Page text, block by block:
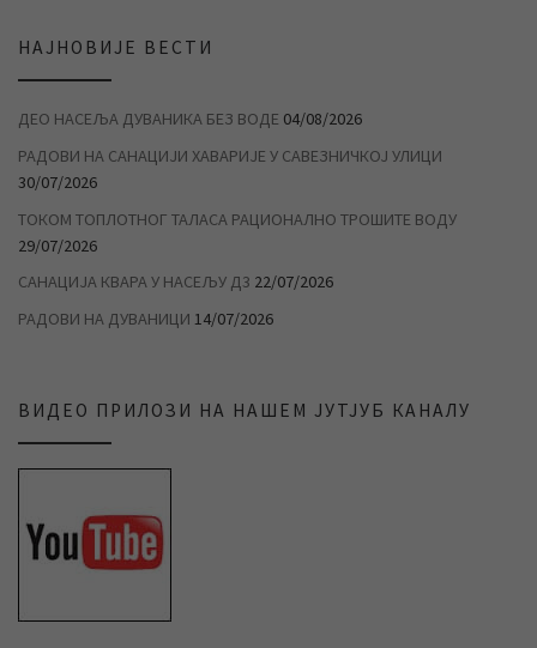
НАЈНОВИЈЕ ВЕСТИ
ДЕО НАСЕЉА ДУВАНИКА БЕЗ ВОДЕ 04/08/2026
РАДОВИ НА САНАЦИЈИ ХАВАРИЈЕ У САВЕЗНИЧКОЈ УЛИЦИ
30/07/2026
ТОКОМ ТОПЛОТНОГ ТАЛАСА РАЦИОНАЛНО ТРОШИТЕ ВОДУ
29/07/2026
САНАЦИЈА КВАРА У НАСЕЉУ Д3 22/07/2026
РАДОВИ НА ДУВАНИЦИ 14/07/2026
ВИДЕО ПРИЛОЗИ НА НАШЕМ ЈУТЈУБ КАНАЛУ